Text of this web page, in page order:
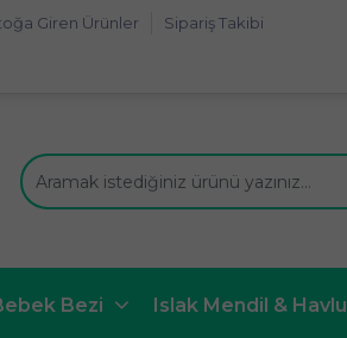
Giren Ürünler Sipariş Takibi
Bezi Islak Mendil & Havlu